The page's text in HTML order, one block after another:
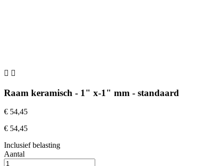
 
Raam keramisch - 1" x-1" mm - standaard
€ 54,45
€ 54,45
Inclusief belasting
Aantal